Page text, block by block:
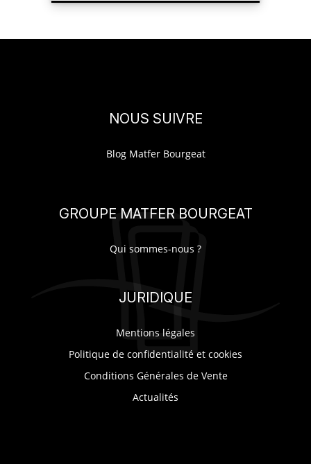
NOUS SUIVRE
Blog Matfer Bourgeat
GROUPE MATFER BOURGEAT
Qui sommes-nous ?
JURIDIQUE
Mentions légales
Politique de confidentialité et cookies
Conditions Générales de Vente
Actualités